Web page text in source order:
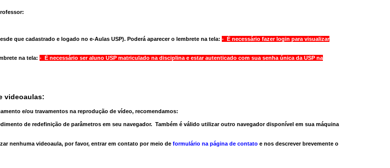
que cadastrado e logado no e-Aulas USP). Poderá aparecer o lembrete na tela: - É necessário fazer login para visualizar
na tela: - É necessário ser aluno USP matriculado na disciplina e estar autenticado com sua senha única da USP na
videoaulas:
e/ou travamentos na reprodução de vídeo, recomendamos:
de redefinição de parâmetros em seu navegador. Também é válido utilizar outro navegadordisponível em sua máquina
nenhuma videoaula, por favor, entrar em contato por meio de formulário na página de contato e nos descrever brevemente o